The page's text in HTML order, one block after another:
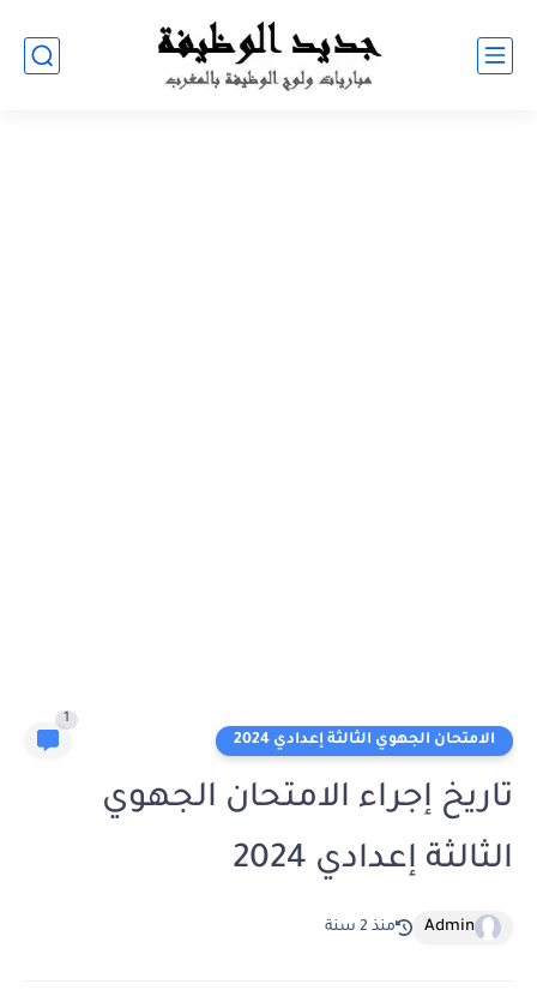
الامتحان الجهوي الثالثة إعدادي 2024
1
تاريخ إجراء الامتحان الجهوي
الثالثة إعدادي 2024
Admin منذ 2 سنة